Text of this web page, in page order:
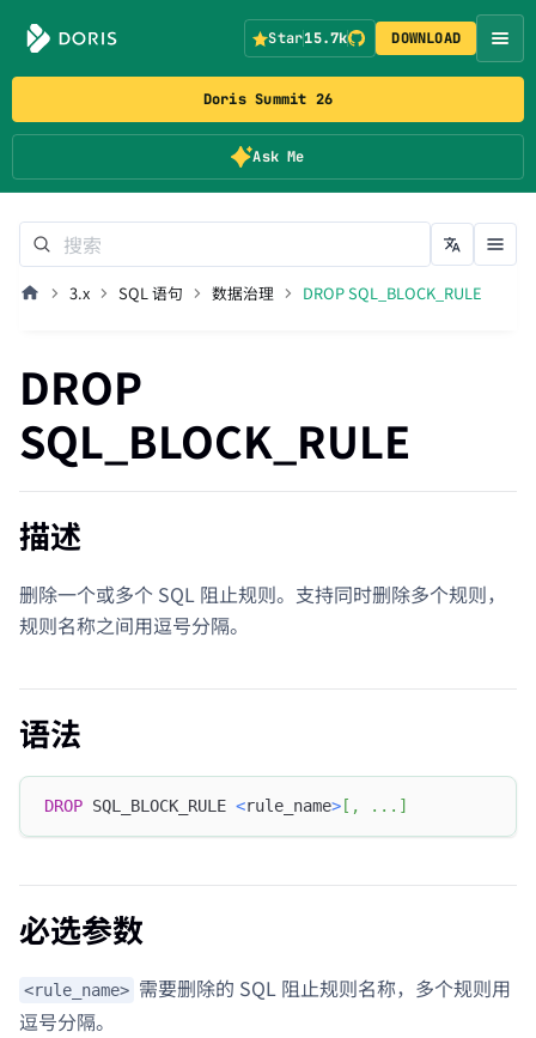
Doris Summit 26
Ask Me
Star15.7k DOWNLOAD
3.x SQL 语句 数据治理 DROP SQL_BLOCK_RULE
DROP
SQL_BLOCK_RULE
描述
删除一个或多个 SQL 阻止规则。支持同时删除多个规则，
规则名称之间用逗号分隔。
语法
DROP SQL_BLOCK_RULE <rule_name> [ , . . . ]
必选参数
<rule_name> 需要删除的 SQL 阻止规则名称，多个规则用
逗号分隔。